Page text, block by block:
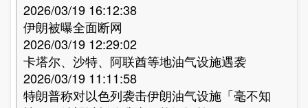
2026/03/19 16:12:38
伊朗被曝全面断网
2026/03/19 12:29:02
卡塔尔、沙特、阿联酋等地油气设施遇袭
2026/03/19 11:11:58
特朗普称对以色列袭击伊朗油气设施「毫不知